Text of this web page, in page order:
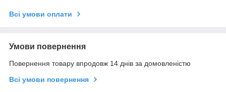
Всі умови оплати
Умови повернення
Повернення товару впродовж 14 днів за домовленістю
Всі умови повернення